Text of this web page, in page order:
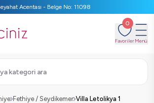
Acentası - Belge No: 11098
0
FavorilerMenü
kategori ara
Fethiye / Seydikemer Villa Letolikya 1